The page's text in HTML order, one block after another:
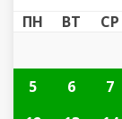
ПН ВТ СР
5
6 7